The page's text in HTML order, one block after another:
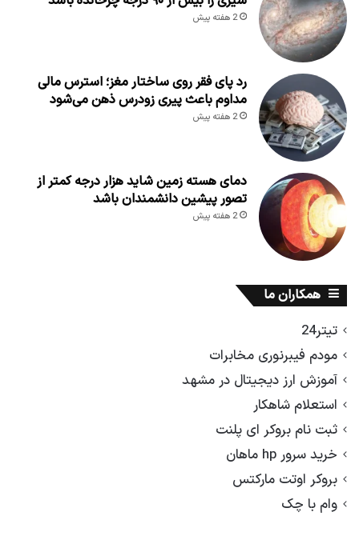
2 هفته پیش
رد پای فقر روی ساختار مغز؛ استرس مالی
مداوم باعث پیری زودرس ذهن می‌شود
2 هفته پیش
دمای هسته زمین شاید هزار درجه کمتر از
تصور پیشین دانشمندان باشد
2 هفته پیش
همکاران ما
تیتر24
مودم فیبرنوری مخابرات
آموزش ارز دیجیتال در مشهد
استعلام شاهکار
ثبت نام بروکر ای پلنت
خرید سرور hp ماهان
بروکر اوتت مارکتس
وام با چک